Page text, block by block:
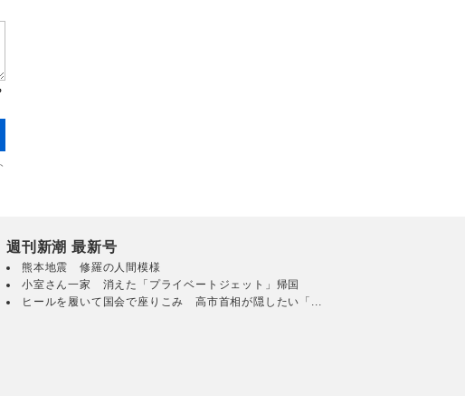
週刊新潮 最新号
熊本地震 修羅の人間模様
小室さん一家 消えた「プライベートジェット」帰国
ヒールを履いて国会で座りこみ 高市首相が隠したい「...